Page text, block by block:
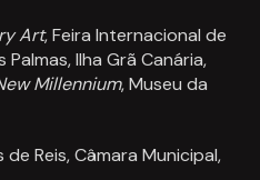
Art, Feira Internacional de
Ilha Grã Canária,
Millennium, Museu da
de Reis, Câmara Municipal,